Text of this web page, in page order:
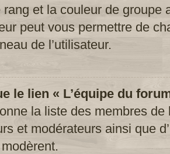
rang et la couleur de groupe
peut vous permettre de
de l’utilisateur.
le lien « L’équipe du
la liste des membres de
et modérateurs ainsi que